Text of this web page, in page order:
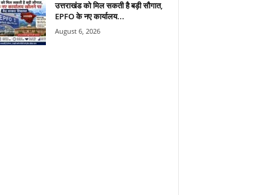
उत्तराखंड को मिल सकती है बड़ी सौगात,
EPFO के नए कार्यालय...
August 6, 2026